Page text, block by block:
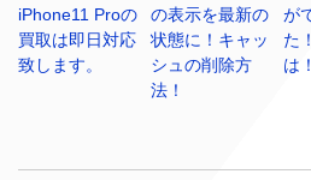
iPhone11 Proの
買取は即日対応
致します。
の表示を最新の
状態に！キャッ
シュの削除方
法！
が
た
は